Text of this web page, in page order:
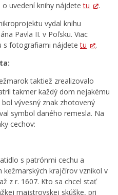
o uvedení knihy nájdetetu
.
vydal knihu
Pavla II. v Poľsku. Viac
s fotografiami nájdetetu
.
taktiež zrealizovalo
takmer každý dom nejakému
vývesný znak zhotovený
symbol daného remesla. Na
cechov:
s patrónmi cechu a
krajčírov vznikol v
z r. 1607. Kto sa chcel stať
majstrovskej skúške, pri